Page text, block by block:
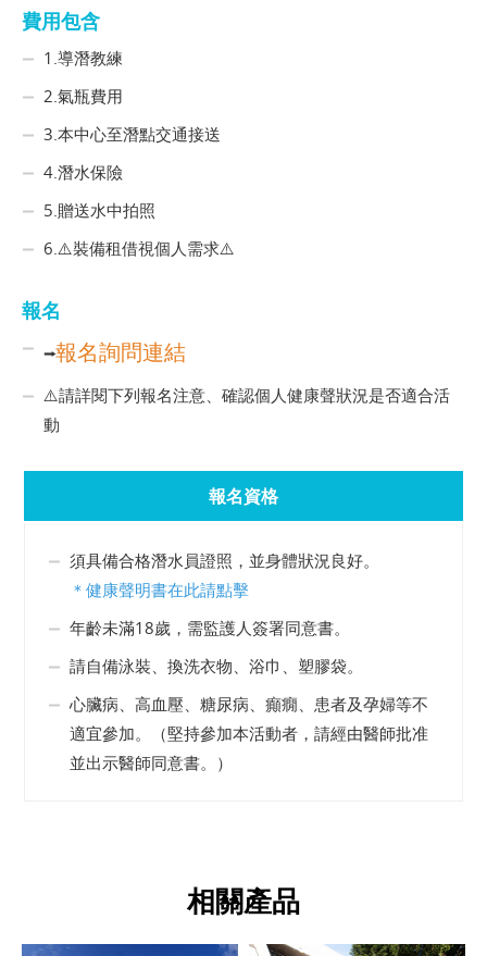
費用包含
1.導潛教練
2.氣瓶費用
3.本中心至潛點交通接送
4.潛水保險
5.贈送水中拍照
6.⚠️裝備租借視個人需求⚠️
報名
⭢報名詢問連結
⚠️請詳閱下列報名注意、確認個人健康聲狀況是否適合活
動
報名資格
須具備合格潛水員證照，並身體狀況良好。
＊ 健康聲明書在此請點擊
年齡未滿18歲，需監護人簽署同意書。
請自備泳裝、換洗衣物、浴巾、塑膠袋。
心臟病、高血壓、糖尿病、癲癇、患者及孕婦等不
適宜參加。（堅持參加本活動者，請經由醫師批准
並出示醫師同意書。）
相關產品